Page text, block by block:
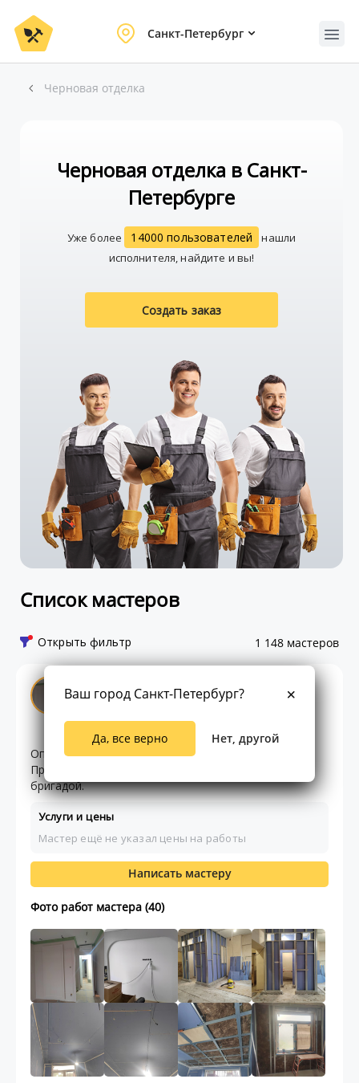
Санкт-Петербург
Черновая отделка
Черновая отделка в Санкт-
Петербурге
Уже более 14000 пользователей
нашли
исполнителя, найдите и вы!
Создать заказ
Список мастеров
Открыть фильтр 1 148 мастеров
Профи
отзывов
Опыт отделочных работ - более 15 лет.
Профессионал своего дела. Возможна работа с
бригадой.
Услуги и цены
Мастер ещё не указал цены на работы
Написать мастеру
Фото работ мастера (40)
Ваш город Санкт-Петербург?
Да, все верно Нет, другой